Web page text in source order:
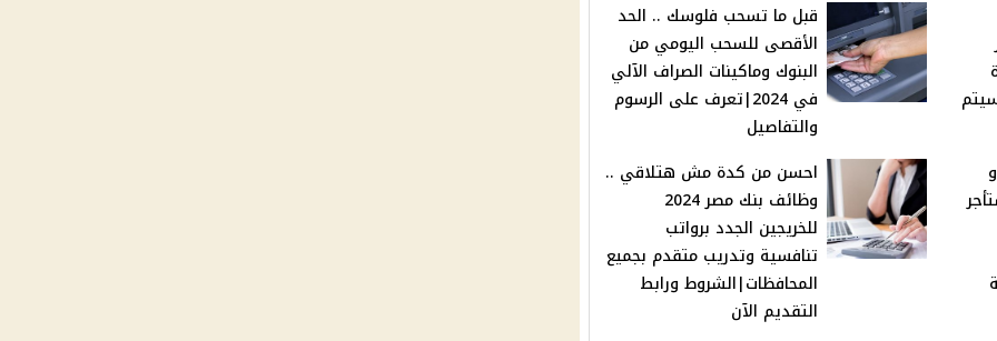
قبل ما تسحب فلوسك .. الحد
الأقصى للسحب اليومي من
البنوك وماكينات الصراف الآلي
في 2024|تعرف على الرسوم
والتفاصيل
احسن من كدة مش هتلاقي ..
وظائف بنك مصر 2024
للخريجين الجدد برواتب
تنافسية وتدريب متقدم بجميع
المحافظات|الشروط ورابط
التقديم الآن